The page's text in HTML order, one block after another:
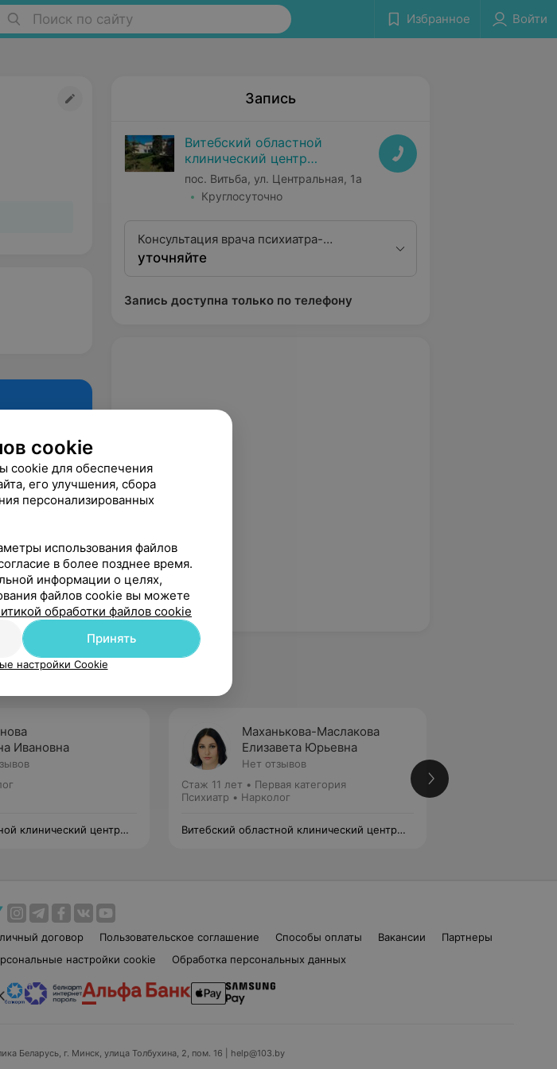
Поиск по сайту Избранное Войти
Запись
Витебский областной
клинический центр
психиатрии и наркологии
пос. Витьба, ул. Центральная, 1а
Круглосуточно
Консультация врача психиатра-
нарколога
уточняйте
Запись доступна только по телефону
Ивановна
клинический центр
Маханькова-Маслакова
Елизавета Юрьевна
Нет отзывов
Стаж 11 лет • Первая категория
Психиатр • Нарколог
Витебский областной клинический центр
договор Пользовательское соглашение Способы оплаты Вакансии
Партнеры
настройки cookie Обработка персональных данных
Беларусь, г. Минск, улица Толбухина, 2, пом. 16 | help@103.by
cookie
cookie для обеспечения
его улучшения, сбора
персонализированных
использования файлов
в более позднее время.
информации о целях,
файлов cookie вы можете
обработки файлов cookie
Принять
настройки Cookie